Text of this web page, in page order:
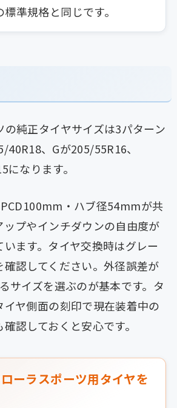
準規格と同じです。
の純正タイヤサイズは3パターン
40R18、Gが205/55R16、
になります。
・ハブ径54mmが共
プやインチダウンの自由度が
ます。タイヤ交換時はグレー
確認してください。外径誤差が
サイズを選ぶのが基本です。タ
イヤ側面の刻印で現在装着中の
認しておくと安心です。
ーラスポーツ用タイヤを